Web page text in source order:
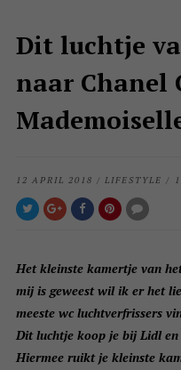
Dit luchtje
naar Chanel
12 APRIL 2018 / LIFESTYLE /
Het kleinste kamertje van
mij is geweest wil ik er het
meeste wc luchtverfrissers
Dit luchtje koop je bij Lidl
Hiermee ruikt je kleinste